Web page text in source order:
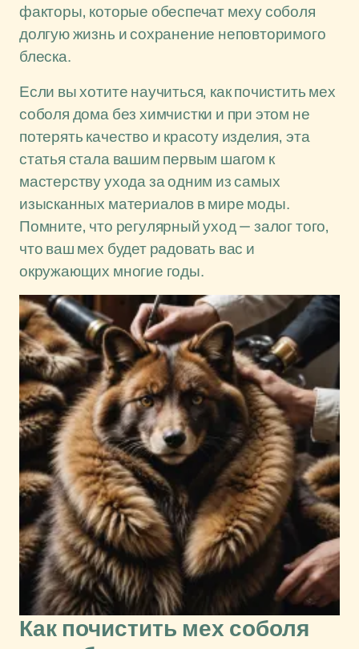
факторы, которые обеспечат меху соболя
долгую жизнь и сохранение неповторимого
блеска.
Если вы хотите научиться, как почистить мех
соболя дома без химчистки и при этом не
потерять качество и красоту изделия, эта
статья стала вашим первым шагом к
мастерству ухода за одним из самых
изысканных материалов в мире моды.
Помните, что регулярный уход — залог того,
что ваш мех будет радовать вас и
окружающих многие годы.
Как почистить мех соболя